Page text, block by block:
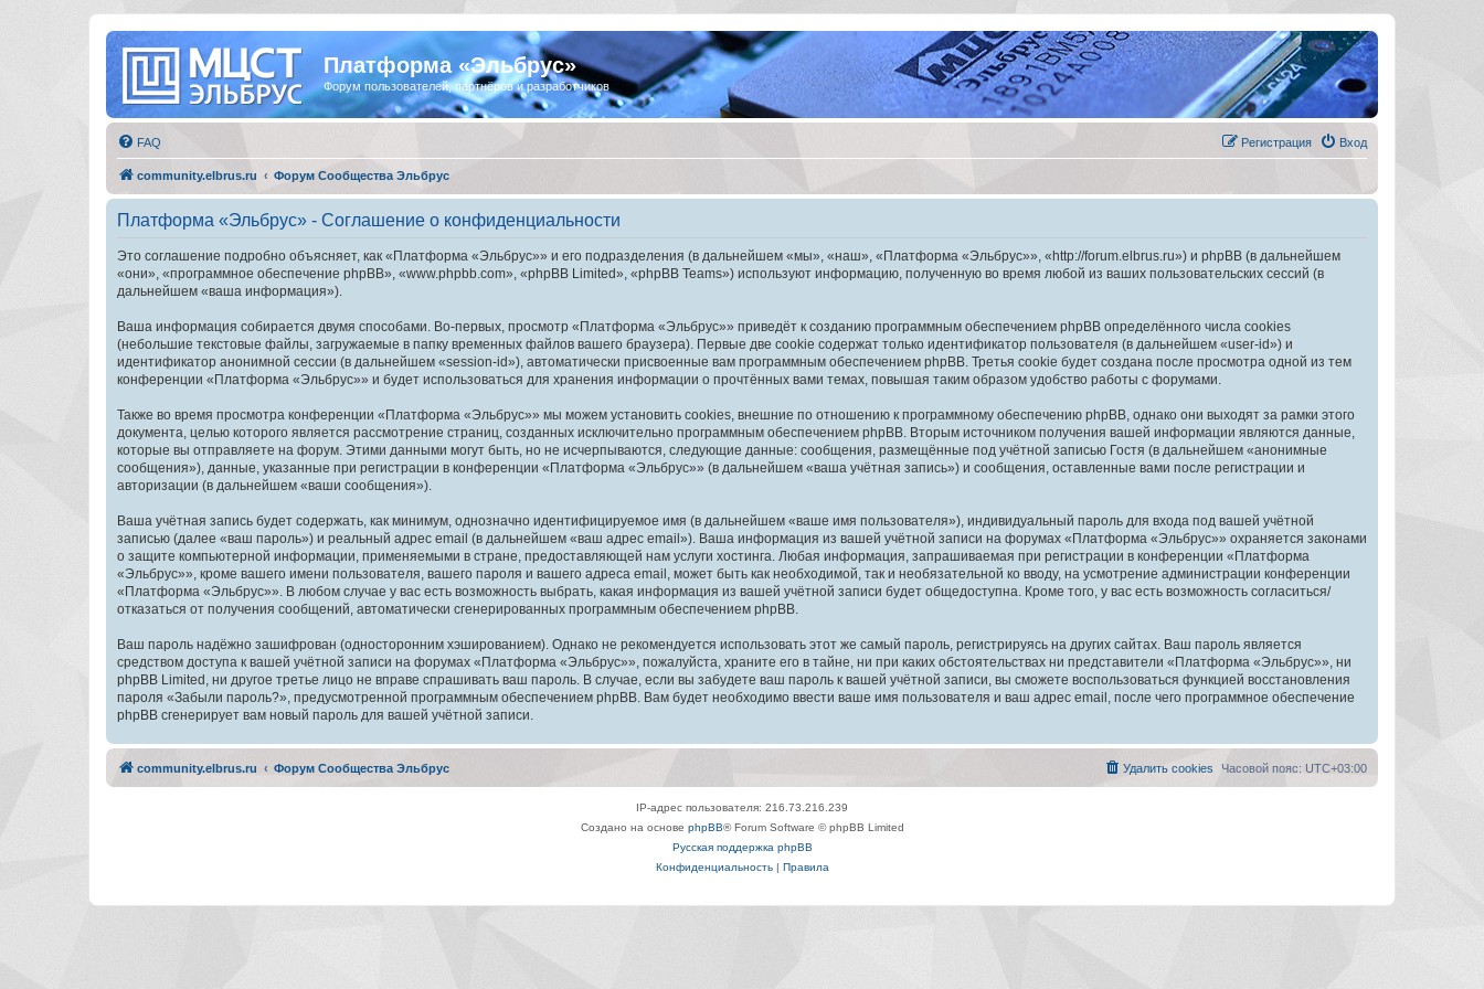
Платформа «Эльбрус»
Форум пользователей, партнёров и разработчиков
FAQ Вход
Регистрация
community.elbrus.ru Форум Сообщества Эльбрус
Платформа «Эльбрус» - Соглашение о конфиденциальности
Это соглашение подробно объясняет, как «Платформа «Эльбрус»» и его подразделения (в дальнейшем «мы», «наш», «Платформа «Эльбрус»», «http://forum.elbrus.ru») и phpBB (в дальнейшем
«они», «программное обеспечение phpBB», «www.phpbb.com», «phpBB Limited», «phpBB Teams») используют информацию, полученную во время любой из ваших пользовательских сессий (в
дальнейшем «ваша информация»).
Ваша информация собирается двумя способами. Во-первых, просмотр «Платформа «Эльбрус»» приведёт к созданию программным обеспечением phpBB определённого числа cookies
(небольшие текстовые файлы, загружаемые в папку временных файлов вашего браузера). Первые две cookie содержат только идентификатор пользователя (в дальнейшем «user-id») и
идентификатор анонимной сессии (в дальнейшем «session-id»), автоматически присвоенные вам программным обеспечением phpBB. Третья cookie будет создана после просмотра одной из тем
конференции «Платформа «Эльбрус»» и будет использоваться для хранения информации о прочтённых вами темах, повышая таким образом удобство работы с форумами.
Также во время просмотра конференции «Платформа «Эльбрус»» мы можем установить cookies, внешние по отношению к программному обеспечению phpBB, однако они выходят за рамки этого
документа, целью которого является рассмотрение страниц, созданных исключительно программным обеспечением phpBB. Вторым источником получения вашей информации являются данные,
которые вы отправляете на форум. Этими данными могут быть, но не исчерпываются, следующие данные: сообщения, размещённые под учётной записью Гостя (в дальнейшем «анонимные
сообщения»), данные, указанные при регистрации в конференции «Платформа «Эльбрус»» (в дальнейшем «ваша учётная запись») и сообщения, оставленные вами после регистрации и
авторизации (в дальнейшем «ваши сообщения»).
Ваша учётная запись будет содержать, как минимум, однозначно идентифицируемое имя (в дальнейшем «ваше имя пользователя»), индивидуальный пароль для входа под вашей учётной
записью (далее «ваш пароль») и реальный адрес email (в дальнейшем «ваш адрес email»). Ваша информация из вашей учётной записи на форумах «Платформа «Эльбрус»» охраняется законами
о защите компьютерной информации, применяемыми в стране, предоставляющей нам услуги хостинга. Любая информация, запрашиваемая при регистрации в конференции «Платформа
«Эльбрус»», кроме вашего имени пользователя, вашего пароля и вашего адреса email, может быть как необходимой, так и необязательной ко вводу, на усмотрение администрации конференции
«Платформа «Эльбрус»». В любом случае у вас есть возможность выбрать, какая информация из вашей учётной записи будет общедоступна. Кроме того, у вас есть возможность согласиться/
отказаться от получения сообщений, автоматически сгенерированных программным обеспечением phpBB.
Ваш пароль надёжно зашифрован (односторонним хэшированием). Однако не рекомендуется использовать этот же самый пароль, регистрируясь на других сайтах. Ваш пароль является
средством доступа к вашей учётной записи на форумах «Платформа «Эльбрус»», пожалуйста, храните его в тайне, ни при каких обстоятельствах ни представители «Платформа «Эльбрус»», ни
phpBB Limited, ни другое третье лицо не вправе спрашивать ваш пароль. В случае, если вы забудете ваш пароль к вашей учётной записи, вы сможете воспользоваться функцией восстановления
пароля «Забыли пароль?», предусмотренной программным обеспечением phpBB. Вам будет необходимо ввести ваше имя пользователя и ваш адрес email, после чего программное обеспечение
phpBB сгенерирует вам новый пароль для вашей учётной записи.
community.elbrus.ru Форум Сообщества Эльбрус Часовой пояс: UTC+03:00
Удалить cookies
IP-адрес пользователя: 216.73.216.239
Создано на основе phpBB® Forum Software © phpBB Limited
Русская поддержка phpBB
Конфиденциальность| Правила